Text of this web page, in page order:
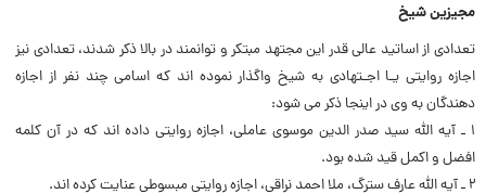
مجیزین شیخ
تعدادی از اساتید عالی قدر این مجتهد مبتکر و توانمند در بالا ذکر شدند، تعدادی نیز
اجازه روایتی یـا اجـتهادی به شیخ واگذار نموده اند که اسامی چند نفر از اجازه
دهندگان به وی در اینجا ذکر می شود:
۱ ـ آیه الله سید صدر الدین موسوی عاملی، اجازه روایتی داده اند که در آن کلمه
افضل و اکمل قید شده بود.
۲ ـ آیه الله عارف سترگ، ملا احمد نراقی، اجازه روایتی مبسوطی عنایت کرده اند.